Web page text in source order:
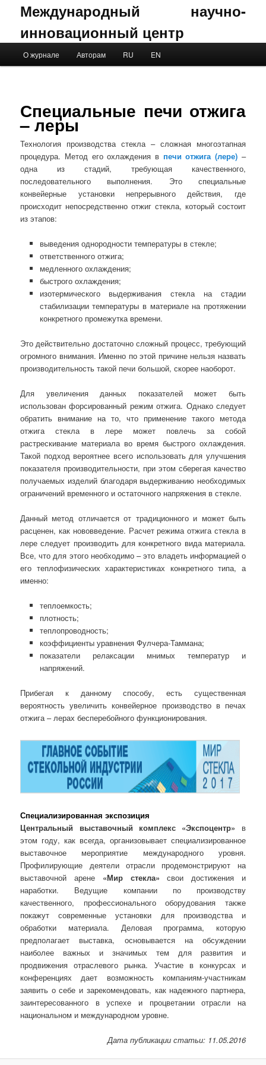
Международный научно-
инновационный центр
Skip to primary content
Skip to secondary content
О журнале Авторам RU EN
Специальные печи отжига
– леры
Технология производства стекла – сложная многоэтапная
процедура. Метод его охлаждения в печи отжига (лере) –
одна из стадий, требующая качественного,
последовательного выполнения. Это специальные
конвейерные установки непрерывного действия, где
происходит непосредственно отжиг стекла, который состоит
из этапов:
выведения однородности температуры в стекле;
ответственного отжига;
медленного охлаждения;
быстрого охлаждения;
изотермического выдерживания стекла на стадии
стабилизации температуры в материале на протяжении
конкретного промежутка времени.
Это действительно достаточно сложный процесс, требующий
огромного внимания. Именно по этой причине нельзя назвать
производительность такой печи большой, скорее наоборот.
Для увеличения данных показателей может быть
использован форсированный режим отжига. Однако следует
обратить внимание на то, что применение такого метода
отжига стекла в лере может повлечь за собой
растрескивание материала во время быстрого охлаждения.
Такой подход вероятнее всего использовать для улучшения
показателя производительности, при этом сберегая качество
получаемых изделий благодаря выдерживанию необходимых
ограничений временного и остаточного напряжения в стекле.
Данный метод отличается от традиционного и может быть
расценен, как нововведение. Расчет режима отжига стекла в
лере следует производить для конкретного вида материала.
Все, что для этого необходимо – это владеть информацией о
его теплофизических характеристиках конкретного типа, а
именно:
теплоемкость;
плотность;
теплопроводность;
коэффициенты уравнения Фулчера-Таммана;
показатели релаксации мнимых температур и
напряжений.
Прибегая к данному способу, есть существенная
вероятность увеличить конвейерное производство в печах
отжига – лерах бесперебойного функционирования.
Специализированная экспозиция
Центральный выставочный комплекс «Экспоцентр» в
этом году, как всегда, организовывает специализированное
выставочное мероприятие международного уровня.
Профилирующие деятели отрасли продемонстрируют на
выставочной арене «Мир стекла» свои достижения и
наработки. Ведущие компании по производству
качественного, профессионального оборудования также
покажут современные установки для производства и
обработки материала. Деловая программа, которую
предполагает выставка, основывается на обсуждении
наиболее важных и значимых тем для развития и
продвижения отраслевого рынка. Участие в конкурсах и
конференциях дает возможность компаниям-участникам
заявить о себе и зарекомендовать, как надежного партнера,
заинтересованного в успехе и процветании отрасли на
национальном и международном уровне.
Дата публикации статьи: 11.05.2016